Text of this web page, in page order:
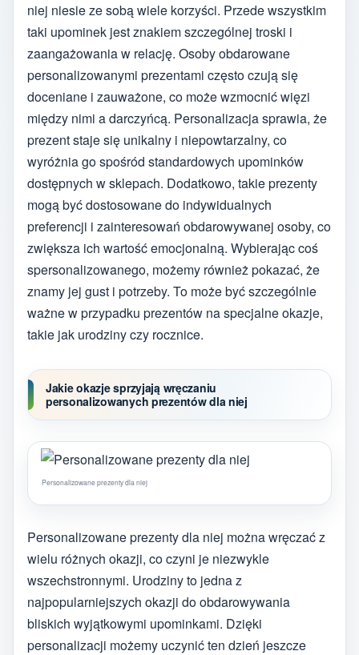
niej niesie ze sobą wiele korzyści. Przede wszystkim
taki upominek jest znakiem szczególnej troski i
zaangażowania w relację. Osoby obdarowane
personalizowanymi prezentami często czują się
doceniane i zauważone, co może wzmocnić więzi
między nimi a darczyńcą. Personalizacja sprawia, że
prezent staje się unikalny i niepowtarzalny, co
wyróżnia go spośród standardowych upominków
dostępnych w sklepach. Dodatkowo, takie prezenty
mogą być dostosowane do indywidualnych
preferencji i zainteresowań obdarowywanej osoby, co
zwiększa ich wartość emocjonalną. Wybierając coś
spersonalizowanego, możemy również pokazać, że
znamy jej gust i potrzeby. To może być szczególnie
ważne w przypadku prezentów na specjalne okazje,
takie jak urodziny czy rocznice.
Jakie okazje sprzyjają wręczaniu
personalizowanych prezentów dla niej
Personalizowane prezenty dla niej
Personalizowane prezenty dla niej można wręczać z
wielu różnych okazji, co czyni je niezwykle
wszechstronnymi. Urodziny to jedna z
najpopularniejszych okazji do obdarowywania
bliskich wyjątkowymi upominkami. Dzięki
personalizacji możemy uczynić ten dzień jeszcze